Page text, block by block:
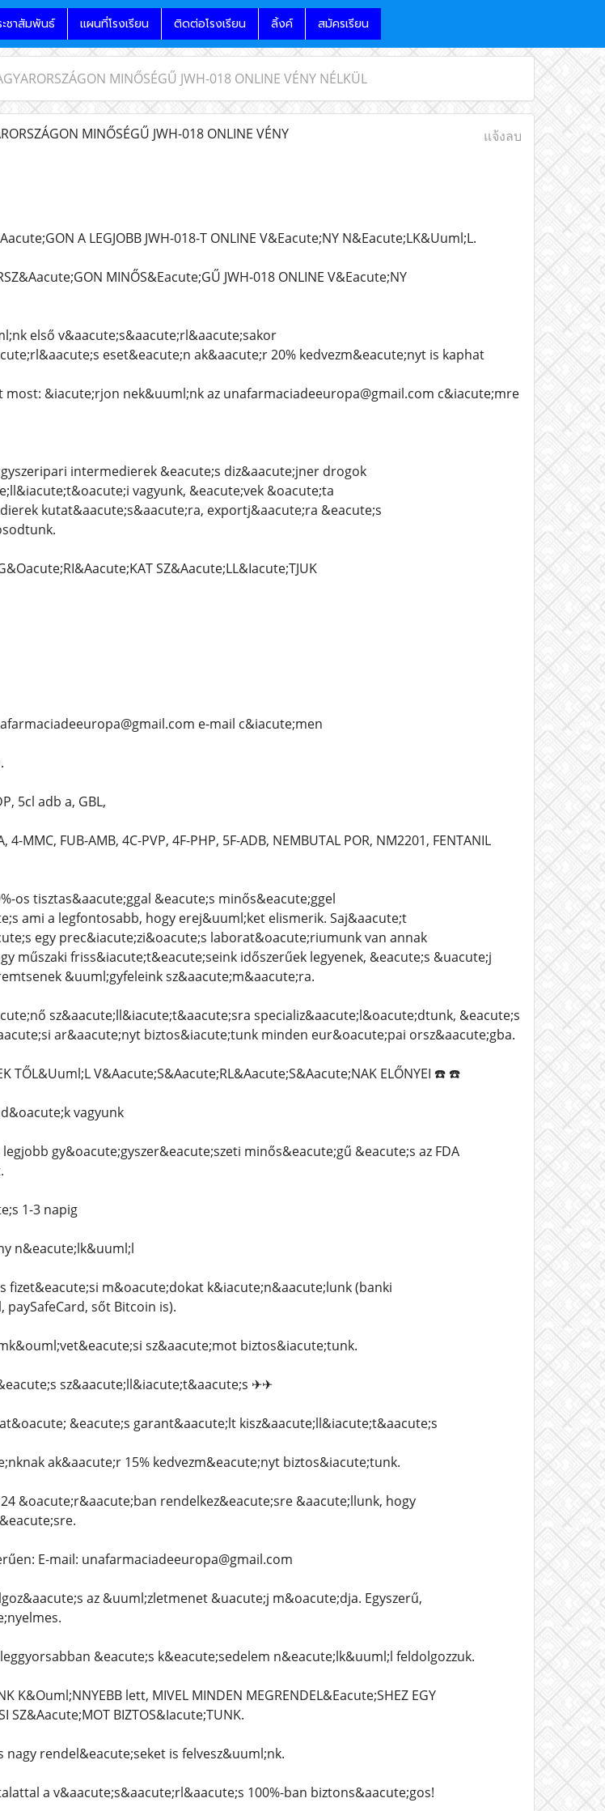
ะชาสัมพันธ์ แผนที่โรงเรียน ติดต่อโรงเรียน ลิ้งค์ สมัครเรียน
MINŐSÉGŰ JWH-018 ONLINE VÉNY NÉLKÜL
MINŐSÉGŰ JWH-018 ONLINE VÉNY
แจ้งลบ
A LEGJOBB JWH-018-T ONLINE V&Eacute;NY N&Eacute;LK&Uuml;L.
MINŐS&Eacute;GŰ JWH-018 ONLINE V&Eacute;NY
első v&aacute;s&aacute;rl&aacute;sakor
eset&eacute;n ak&aacute;r 20% kedvezm&eacute;nyt is kaphat
&iacute;rjon nek&uuml;nk az unafarmaciadeeuropa@gmail.com c&iacute;mre
intermedierek &eacute;s diz&aacute;jner drogok
vagyunk, &eacute;vek &oacute;ta
kutat&aacute;s&aacute;ra, exportj&aacute;ra &eacute;s
SZ&Aacute;LL&Iacute;TJUK
e-mail c&iacute;men
5cl adb a, GBL,
4-MMC, FUB-AMB, 4C-PVP, 4F-PHP, 5F-ADB, NEMBUTAL POR, NM2201, FENTANIL
os tisztas&aacute;ggal &eacute;s minős&eacute;ggel
ami a legfontosabb, hogy erej&uuml;ket elismerik. Saj&aacute;t
egy prec&iacute;zi&oacute;s laborat&oacute;riumunk van annak
műszaki friss&iacute;t&eacute;seink időszerűek legyenek, &eacute;s &uacute;j
&uuml;gyfeleink sz&aacute;m&aacute;ra.
sz&aacute;ll&iacute;t&aacute;sra specializ&aacute;l&oacute;dtunk, &eacute;s
ar&aacute;nyt biztos&iacute;tunk minden eur&oacute;pai orsz&aacute;gba.
TŐL&Uuml;L V&Aacute;S&Aacute;RL&Aacute;S&Aacute;NAK ELŐNYEI ☎️ ☎️
vagyunk
gy&oacute;gyszer&eacute;szeti minős&eacute;gű &eacute;s az FDA
1-3 napig
n&eacute;lk&uuml;l
fizet&eacute;si m&oacute;dokat k&iacute;n&aacute;lunk (banki
paySafeCard, sőt Bitcoin is).
sz&aacute;mot biztos&iacute;tunk.
sz&aacute;ll&iacute;t&aacute;s ✈✈
&eacute;s garant&aacute;lt kisz&aacute;ll&iacute;t&aacute;s
ak&aacute;r 15% kedvezm&eacute;nyt biztos&iacute;tunk.
&oacute;r&aacute;ban rendelkez&eacute;sre &aacute;llunk, hogy
E-mail: unafarmaciadeeuropa@gmail.com
az &uuml;zletmenet &uacute;j m&oacute;dja. Egyszerű,
&eacute;s k&eacute;sedelem n&eacute;lk&uuml;l feldolgozzuk.
lett, MIVEL MINDEN MEGRENDEL&Eacute;SHEZ EGY
SZ&Aacute;MOT BIZTOS&Iacute;TUNK.
rendel&eacute;seket is felvesz&uuml;nk.
a v&aacute;s&aacute;rl&aacute;s 100%-ban biztons&aacute;gos!